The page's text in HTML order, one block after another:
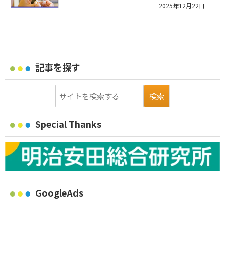
2025年12月22日
記事を探す
Special Thanks
GoogleAds